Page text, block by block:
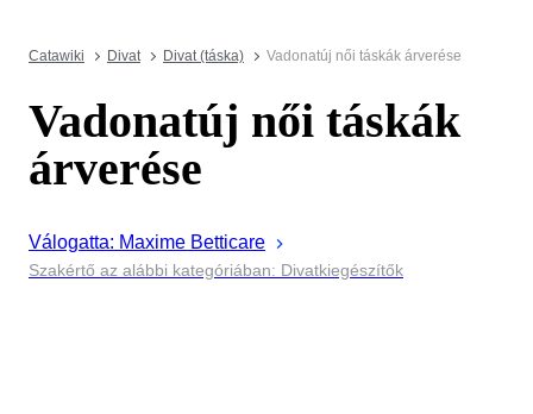
Catawiki Divat Divat (táska) Vadonatúj női táskák árverése
Vadonatúj női táskák
árverése
Válogatta: Maxime Betticare
Szakértő az alábbi kategóriában: Divatkiegészítők